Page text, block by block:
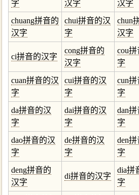
字
汉字
汉字
chuang拼音的
汉字
chui拼音的汉
字
chun
汉字
ci拼音的汉字
cong拼音的
汉字
cou
字
cuan拼音的汉
字
cui拼音的汉
字
cun
字
da拼音的汉
字
dai拼音的汉
字
dan
字
dao拼音的汉
字
de拼音的汉
字
den
字
deng拼音的
汉字
di拼音的汉字
dia拼
字